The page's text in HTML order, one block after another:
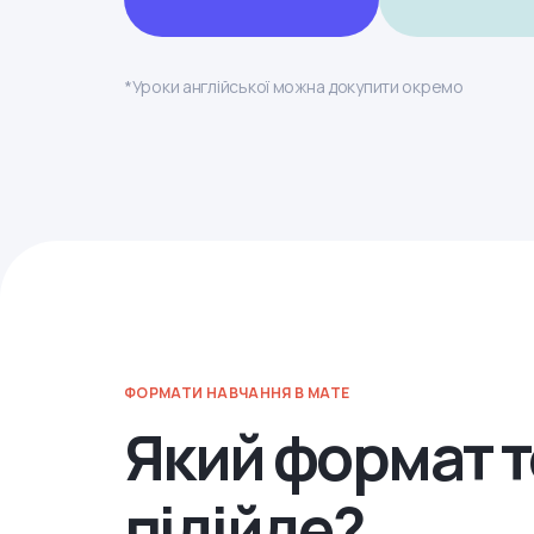
*Уроки англійської можна докупити окремо
ФОРМАТИ НАВЧАННЯ В MATE
Який формат